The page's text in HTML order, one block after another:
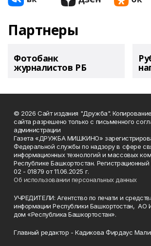
Партнеры
Фотобанк
журналистов РБ
© 2026 Сайт издания "Дружба".
сайта разрешено только с письменного
администрации
Газета «ДРУЖБА МИШКИНО»
Федеральной службы по надзору в сфере
информационных технологий и массовых
Республике Башкортостан.
02 - 01879 от 11.06.2025 г.
Об использовании персональных данных
УЧРЕДИТЕЛИ: Агентство по печати и
информации Республики Башкортостан, АО
дом «Республика Башкортостан».
Главный редактор - Кадикова Фирдаус